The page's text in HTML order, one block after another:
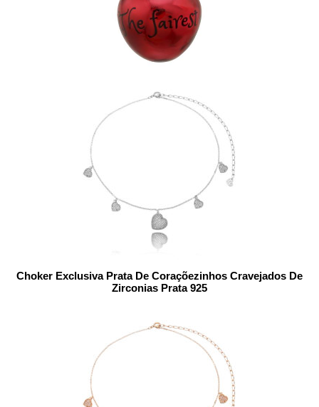
Choker Exclusiva Prata De Coraçõezinhos Cravejados De
Zirconias Prata 925